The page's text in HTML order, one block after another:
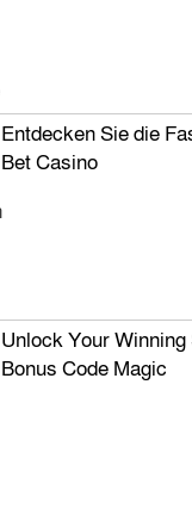
Entdecken Sie die
Bet Casino
Unlock Your
Bonus Code Magic